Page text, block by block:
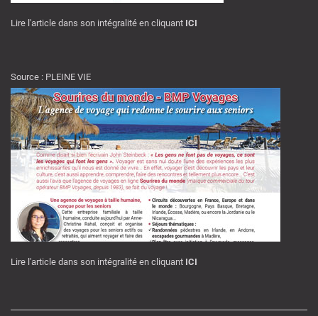
Lire l'article dans son intégralité en cliquant ICI
Source : PLEINE VIE
Lire l'article dans son intégralité en cliquant ICI